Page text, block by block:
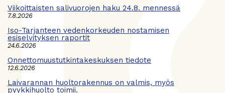
Viikoittaisten salivuorojen haku 24.8. mennessä
7.8.2026
Iso-Tarjanteen vedenkorkeuden nostamisen
esiselvityksen raportit
24.6.2026
Onnettomuustutkintakeskuksen tiedote
12.6.2026
Laivarannan huoltorakennus on valmis, myös
pyykkihuolto toimii.